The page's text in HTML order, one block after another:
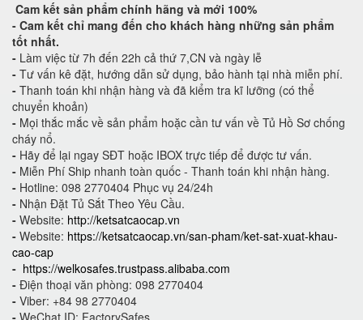
Cam kết sản phẩm chính hãng và mới 100%
- Cam kết chỉ mang đến cho khách hàng những sản phẩm
tốt nhất.
- Làm việc từ 7h đến 22h cả thứ 7,CN và ngày lễ
- Tư vấn kê đặt, hướng dẫn sử dụng, bảo hành tại nhà miễn phí.
- Thanh toán khi nhận hàng và đã kiểm tra kĩ lưỡng (có thể
chuyển khoản)
- Mọi thắc mắc về sản phẩm hoặc cần tư vấn về Tủ Hồ Sơ chống
cháy nổ.
- Hãy để lại ngay SĐT hoặc IBOX trực tiếp để được tư vấn.
- Miễn Phí Ship nhanh toàn quốc - Thanh toán khi nhận hàng.
- Hotline: 098 2770404 Phục vụ 24/24h
- Nhận Đặt Tủ Sắt Theo Yêu Cầu.
- Website: http://ketsatcaocap.vn
- Website: https://ketsatcaocap.vn/san-pham/ket-sat-xuat-khau-
cao-cap
- https://welkosafes.trustpass.alibaba.com
- Điện thoại văn phòng: 098 2770404
- Viber: +84 98 2770404